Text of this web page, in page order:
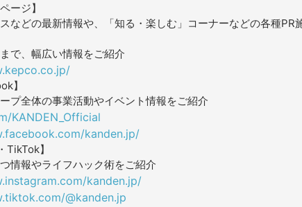
ージ】
などの最新情報や、「知る・楽しむ」コーナーなどの各種PR
で、幅広い情報をご紹介
】
プ全体の事業活動やイベント情報をご紹介
KANDEN_Official
kanden.jp/
TikTok】
情報やライフハック術をご紹介
kanden.jp/
@kanden.jp